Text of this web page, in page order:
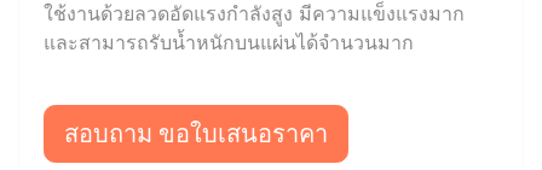
ใช้งานด้วยลวดอัดแรงกำลังสูง มีความแข็งแรงมาก
และสามารถรับน้ำหนักบนแผ่นได้จำนวนมาก
สอบถาม ขอใบเสนอราคา